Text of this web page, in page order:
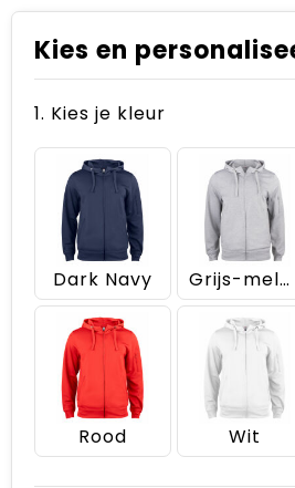
Kies en
1. Kies je kleur
Dark Navy Grijs-melange
Rood Wit